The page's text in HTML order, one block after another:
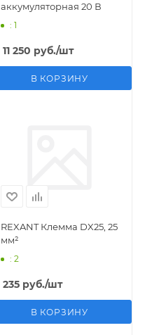
аккумуляторная 20 В
: 1
11 250 руб./шт
В КОРЗИНУ
REXANT Клемма DX25, 25
мм²
: 2
235 руб./шт
В КОРЗИНУ